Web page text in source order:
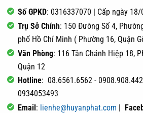
Số GPKD: 0316337070 | Cấp ngày
Trụ Sở Chính: 150 Đường Số 4,
phố Hồ Chí Minh ( Phường 16, Quận
Văn Phòng: 116 Tân Chánh Hiệp 18,
Quận 12
Hotline: 08.6561.6562 -
0934053493
Email: lienhe@huyanphat.com |